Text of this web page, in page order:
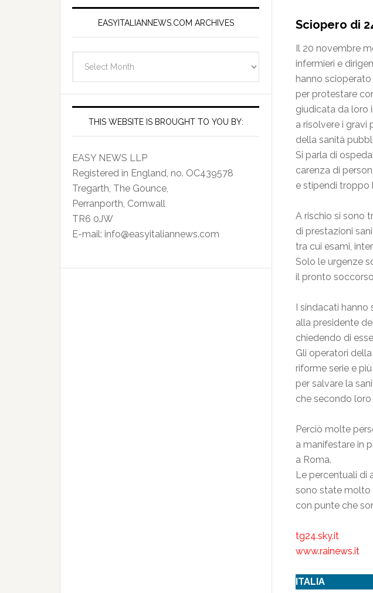
Sciopero di
Il 20 novembre
infermieri e
hanno
per protestare
giudicata da loro
a risolvere i gravi
della sanità
Si parla di
carenza di
e stipendi troppo
A rischio si sono
di prestazioni
tra cui esami,
Solo le urgenze
il pronto
I sindacati
alla presidente
chiedendo di
Gli operatori
riforme serie e
per salvare la
che secondo
Perciò molte
a manifestare in
a Roma.
Le percentuali di
sono state molto
con punte che
tg24.sky.it
www.rainews.it
ITALIA
EASYITALIANNEWS.COM ARCHIVES
Archives
THIS WEBSITE IS BROUGHT TO YOU BY:
EASY NEWS LLP
Registered in England, no. OC439578
Tregarth, The Gounce,
Perranporth, Cornwall
TR6 0JW
E-mail: info@easyitaliannews.com